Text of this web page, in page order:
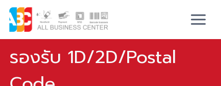
รองรับ 1D/2D/Postal